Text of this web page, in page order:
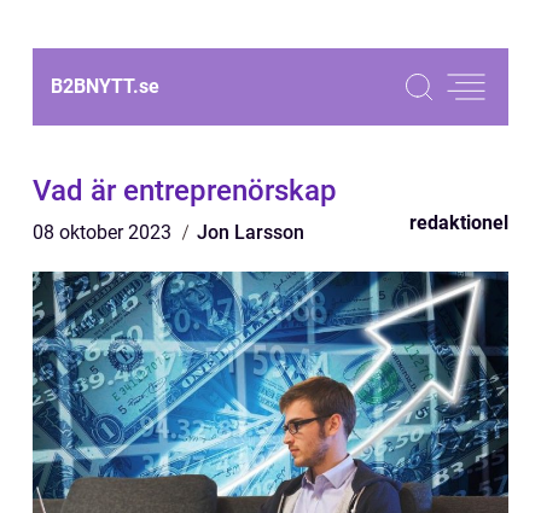
B2BNYTT.se
Vad är entreprenörskap
08 oktober 2023 Jon Larsson redaktionel